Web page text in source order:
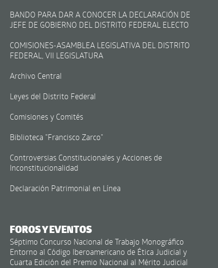
BANDO PARA DAR A CONOCER LA DECLARACIÓN DE
JEFE DE GOBIERNO DEL DISTRITO FEDERAL ELECTO
COMISIONES-ASAMBLEA LEGISLATIVA DEL DISTRITO
FEDERAL, VII LEGISLATURA
Archivo Central
Leyes del Distrito Federal
Comisiones y Comités
Biblioteca "Francisco Zarco"
Controversias Constitucionales y Acciones de
Inconstitucionalidad
Declaración Patrimonial en Línea
FOROS Y EVENTOS
Séptimo Concurso Nacional de Trabajo Monográfico
Entorno al Código Iberoamericano de Ética Judicial y
Cuarta Edición del Premio Nacional al Mérito Judicial